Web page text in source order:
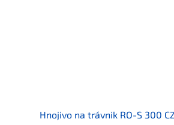
Hnojivo na trávnik RO-S 300